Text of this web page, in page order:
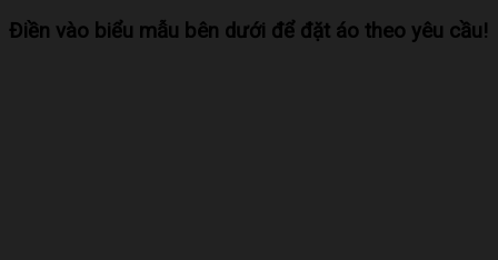
Điền vào biểu mẫu bên dưới để đặt áo theo yêu cầu!